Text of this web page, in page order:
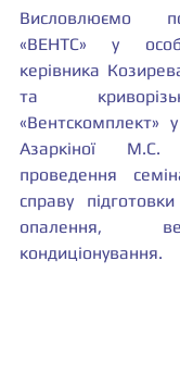
Висловлюємо
«ВЕНТС» у
керівника
та
«Вентскомплект»
Азаркіної М.С.
проведення
справу
опалення,
кондиціонування.